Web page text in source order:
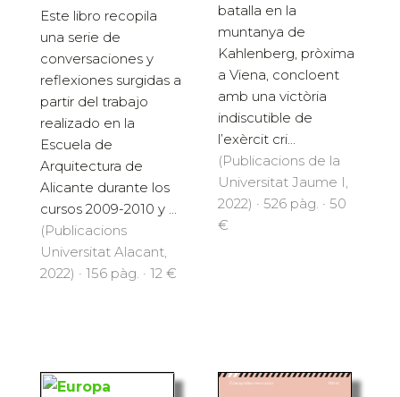
Este libro recopila
una serie de
conversaciones y
reflexiones surgidas a
partir del trabajo
realizado en la
Escuela de
Arquitectura de
Alicante durante los
cursos 2009-2010 y ...
(Publicacions
Universitat Alacant,
2022) · 156 pàg. · 12 €
batalla en la
muntanya de
Kahlenberg, pròxima
a Viena, concloent
amb una victòria
indiscutible de
l’exèrcit cri...
(Publicacions de la
Universitat Jaume I,
2022) · 526 pàg. · 50
€